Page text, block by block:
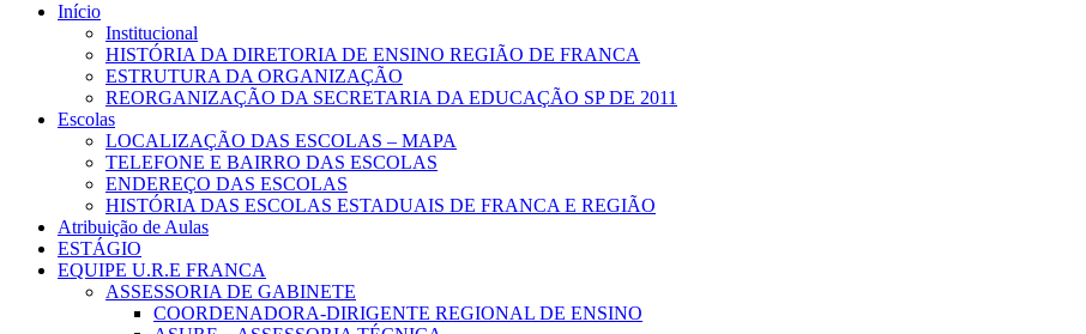
Início
Institucional
HISTÓRIA DA DIRETORIA DE ENSINO REGIÃO DE FRANCA
ESTRUTURA DA ORGANIZAÇÃO
REORGANIZAÇÃO DA SECRETARIA DA EDUCAÇÃO SP DE 2011
Escolas
LOCALIZAÇÃO DAS ESCOLAS – MAPA
TELEFONE E BAIRRO DAS ESCOLAS
ENDEREÇO DAS ESCOLAS
HISTÓRIA DAS ESCOLAS ESTADUAIS DE FRANCA E REGIÃO
Atribuição de Aulas
ESTÁGIO
EQUIPE U.R.E FRANCA
ASSESSORIA DE GABINETE
COORDENADORA-DIRIGENTE REGIONAL DE ENSINO